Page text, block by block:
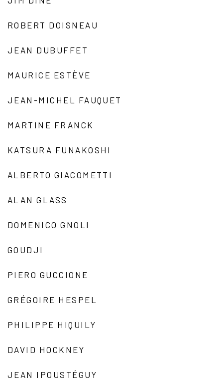
ROBERT DOISNEAU
JEAN DUBUFFET
MAURICE ESTÈVE
JEAN-MICHEL FAUQUET
MARTINE FRANCK
KATSURA FUNAKOSHI
ALBERTO GIACOMETTI
ALAN GLASS
DOMENICO GNOLI
GOUDJI
PIERO GUCCIONE
GRÉGOIRE HESPEL
PHILIPPE HIQUILY
DAVID HOCKNEY
JEAN IPOUSTÉGUY